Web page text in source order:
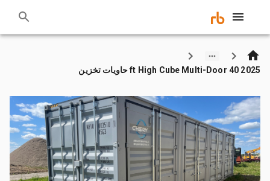
2025 40 ft High Cube Multi-Door حاويات تخزين